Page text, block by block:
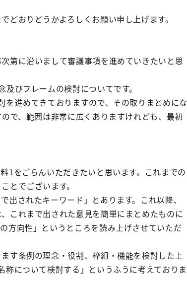
おりどうかよろしくお願い申し上げます。
第に沿いまして審議事項を進めていきたいと思
びフレームの検討についてです。
進めてきておりますので、その取りまとめにな
で、範囲は非常に広くありますけれども、最初
1をごらんいただきたいと思います。これまでの
とでございます。
されたキーワード」とあります。これ以降、
これまで出された意見を簡単にまとめたものに
方向性」というところを読み上げさせていただ
す条例の理念・役割、枠組・機能を検討した上
について検討する」というふうに考えておりま